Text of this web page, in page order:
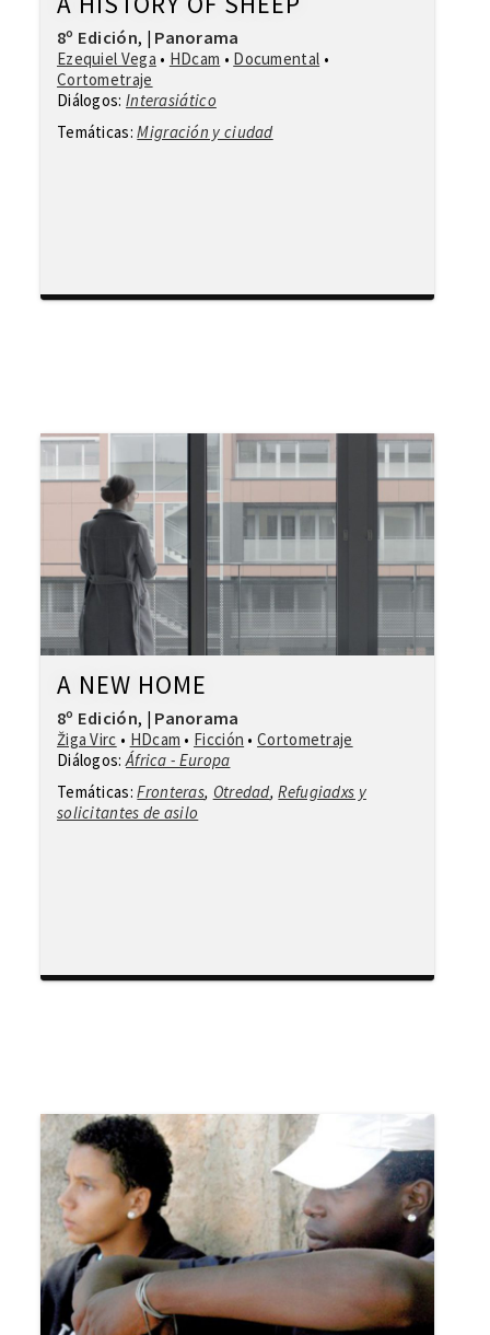
8º Edición, | Panorama
Ezequiel Vega • HDcam • Documental •
Cortometraje
Diálogos: Interasiático
Temáticas: Migración y ciudad
A NEW HOME
8º Edición, | Panorama
Žiga Virc • HDcam • Ficción •Cortometraje
Diálogos:África - Europa
Temáticas: Fronteras, Otredad,Refugiadxs y
solicitantes de asilo